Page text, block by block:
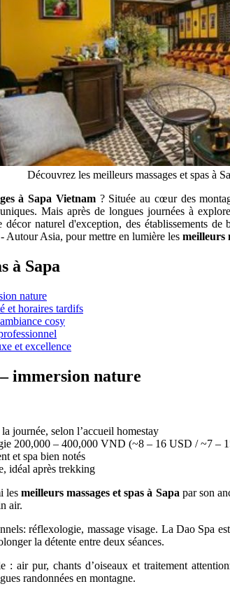
Découvrez les meilleurs massages et spas à
à Sapa Vietnam? Située au cœur des
Mais après de longues journées à
décor naturel d'exception, des établissements
Autour Asia, pour mettre en lumière les meilleurs
à Sapa
nature
et horaires tardifs
cosy
et excellence
immersion nature
journée, selon l’accueil homestay
200,000 – 400,000 VND (~8 – 16 USD / ~7 –
et spa bien notés
idéal après trekking
les meilleurs massages et spas à Sapa par son
air.
réflexologie, massage visage. La Dao Spa
la détente entre deux séances.
: air pur, chants d’oiseaux et traitement
randonnées en montagne.